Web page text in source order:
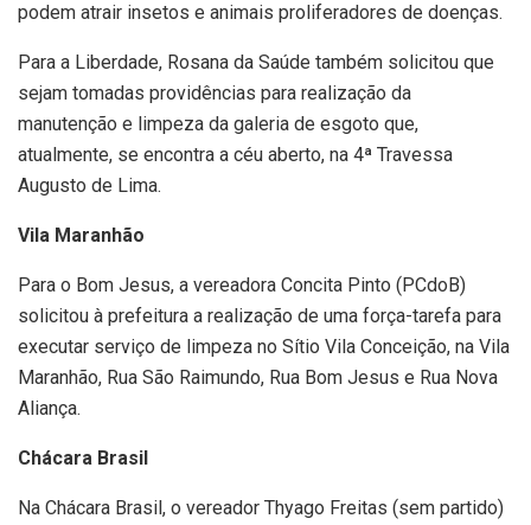
podem atrair insetos e animais proliferadores de doenças.
Para a Liberdade, Rosana da Saúde também solicitou que
sejam tomadas providências para realização da
manutenção e limpeza da galeria de esgoto que,
atualmente, se encontra a céu aberto, na 4ª Travessa
Augusto de Lima.
Vila Maranhão
Para o Bom Jesus, a vereadora Concita Pinto (PCdoB)
solicitou à prefeitura a realização de uma força-tarefa para
executar serviço de limpeza no Sítio Vila Conceição, na Vila
Maranhão, Rua São Raimundo, Rua Bom Jesus e Rua Nova
Aliança.
Chácara Brasil
Na Chácara Brasil, o vereador Thyago Freitas (sem partido)